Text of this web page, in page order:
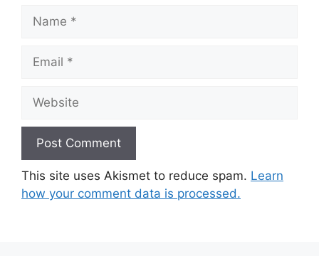
This site uses Akismet to reduce spam. Learn
how your comment data is processed.